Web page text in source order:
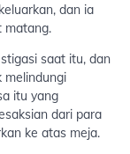
dan ia
matang.
saat itu, dan
melindungi
itu yang
dari para
ke atas meja.